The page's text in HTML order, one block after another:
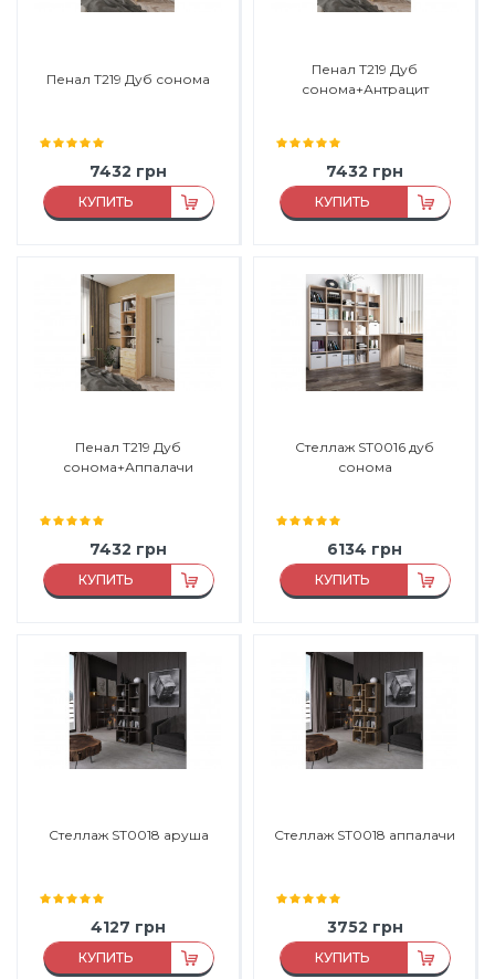
Пенал Т219 Дуб сонома
7432 грн
КУПИТЬ
Материал каркаса:
Материал фасада: ДСП
Производитель: Морели
Пенал Т219 Дуб
сонома+Антрацит
7432 грн
КУПИТЬ
Материал каркаса:
ДСП
Материал фасада:
Производитель: Морели
Пенал Т219 Дуб
сонома+Аппалачи
7432 грн
КУПИТЬ
Материал каркаса:
Материал фасада:
ДСП
Производитель: Морели
Стеллаж ST0016 дуб
сонома
6134 грн
КУПИТЬ
Материал каркаса:
Материал фасада:
ДСП
Производитель: Морели
Стеллаж SТ0018 аруша
4127 грн
КУПИТЬ
Стеллаж SТ0018 аппалачи
3752 грн
КУПИТЬ